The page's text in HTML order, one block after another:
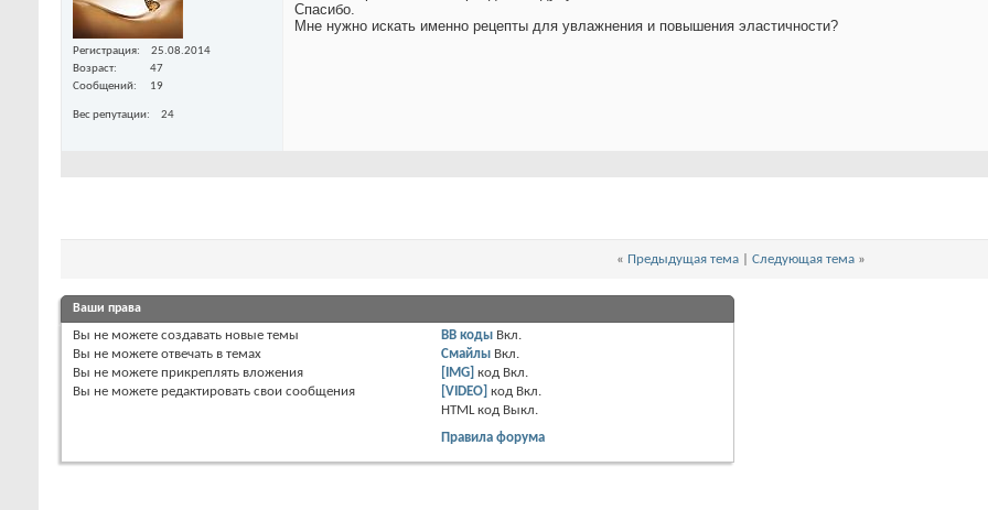
Регистрация
25.08.2014
Возраст
47
Сообщений
19
Вес репутации 24
Спасибо.
Мне нужно искать именно рецепты для увлажнения и повышения эластичности?
« Предыдущая тема Следующая тема »
Ваши права
Вы не можете создавать новые темы
Вы не можете отвечать в темах
Вы не можете прикреплять вложения
Вы не можете редактировать свои сообщения
BB коды Вкл.
Смайлы Вкл.
[IMG] код Вкл.
[VIDEO] код Вкл.
HTML код Выкл.
Правила форума